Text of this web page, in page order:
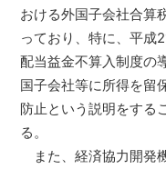
おける外国子会社合算
っており、特に、平成
配当益金不算入制度の
国子会社等に所得を留
防止という説明をする
る。
また、経済協力開発